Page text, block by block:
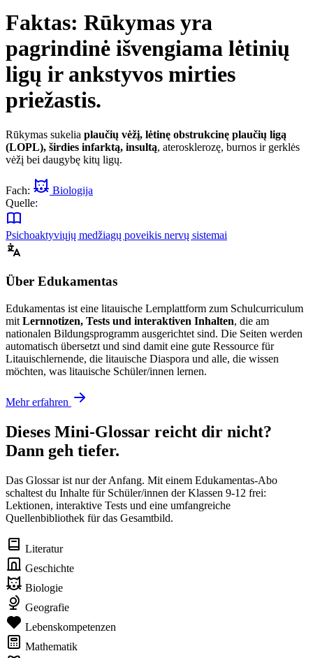
Faktas: Rūkymas yra
pagrindinė išvengiama lėtinių
ligų ir ankstyvos mirties
priežastis.
Rūkymas sukelia plaučių vėžį, lėtinę obstrukcinę plaučių ligą
(LOPL), širdies infarktą, insultą, aterosklerozę, burnos ir gerklės
vėžį bei daugybę kitų ligų.
Fach:
Biologija
Quelle:
Psichoaktyviųjų medžiagų poveikis nervų sistemai
Über Edukamentas
Edukamentas ist eine litauische Lernplattform zum Schulcurriculum
mit Lernnotizen, Tests und interaktiven Inhalten, die am
nationalen Bildungsprogramm ausgerichtet sind. Die Seiten werden
automatisch übersetzt und sind damit eine gute Ressource für
Litauischlernende, die litauische Diaspora und alle, die wissen
möchten, was litauische Schüler/innen lernen.
Mehr erfahren
Dieses Mini-Glossar reicht dir nicht?
Dann geh tiefer.
Das Glossar ist nur der Anfang. Mit einem Edukamentas-Abo
schaltest du Inhalte für Schüler/innen der Klassen 9-12 frei:
Lektionen, interaktive Tests und eine umfangreiche
Quellenbibliothek für das Gesamtbild.
Literatur
Geschichte
Biologie
Geografie
Lebenskompetenzen
Mathematik